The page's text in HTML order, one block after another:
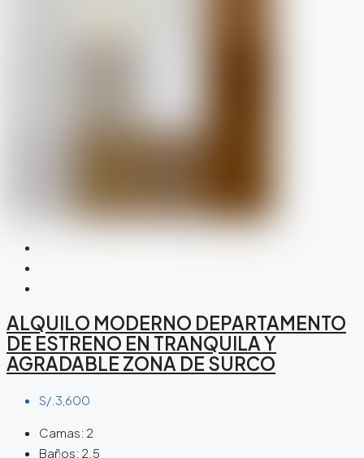
ALQUILO MODERNO DEPARTAMENTO
DE ESTRENO EN TRANQUILA Y
AGRADABLE ZONA DE SURCO
S/.3,600
Camas: 2
Baños: 2.5